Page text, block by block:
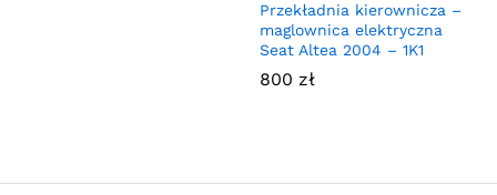
Przekładnia kierownicza –
maglownica elektryczna
Seat Altea 2004 – 1K1
800 zł